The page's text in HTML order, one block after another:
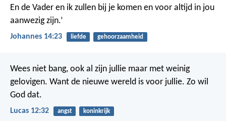
En de Vader en ik zullen bij je komen en voor altijd in jou
aanwezig zijn.’
Johannes 14:23 liefde gehoorzaamheid
Wees niet bang, ook al zijn jullie maar met weinig
gelovigen. Want de nieuwe wereld is voor jullie. Zo wil
God dat.
Lucas 12:32 angst koninkrijk